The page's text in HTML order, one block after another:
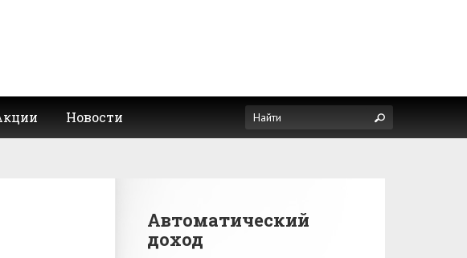
Новости
Автоматический
доход